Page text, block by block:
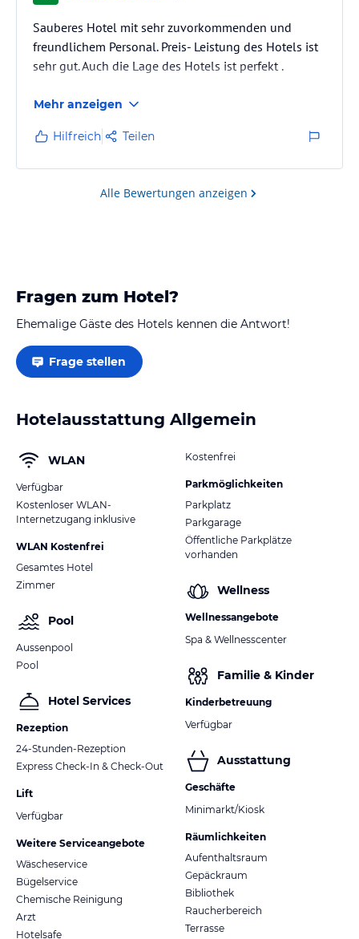
Sauberes Hotel mit sehr zuvorkommenden und
freundlichem Personal. Preis- Leistung des Hotels ist
sehr gut. Auch die Lage des Hotels ist perfekt .
Mehr anzeigen
Hilfreich Teilen
Alle Bewertungen anzeigen
Fragen zum Hotel?
Ehemalige Gäste des Hotels kennen die Antwort!
Frage stellen
Hotelausstattung Allgemein
WLAN
Verfügbar
Kostenloser WLAN-
Internetzugang inklusive
WLAN Kostenfrei
Gesamtes Hotel
Zimmer
Pool
Aussenpool
Pool
Hotel Services
Rezeption
24-Stunden-Rezeption
Express Check-In & Check-Out
Lift
Verfügbar
Weitere Serviceangebote
Wäscheservice
Bügelservice
Chemische Reinigung
Arzt
Hotelsafe
Kostenfrei
Parkmöglichkeiten
Parkplatz
Parkgarage
Öffentliche Parkplätze
vorhanden
Wellness
Wellnessangebote
Spa & Wellnesscenter
Familie & Kinder
Kinderbetreuung
Verfügbar
Ausstattung
Geschäfte
Minimarkt/Kiosk
Räumlichkeiten
Aufenthaltsraum
Gepäckraum
Bibliothek
Raucherbereich
Terrasse